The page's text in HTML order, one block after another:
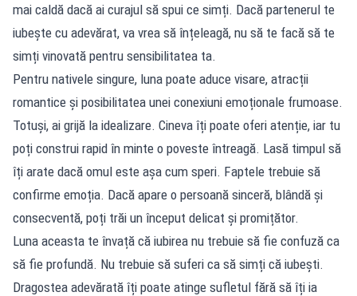
mai caldă dacă ai curajul să spui ce simți. Dacă partenerul te
iubește cu adevărat, va vrea să înțeleagă, nu să te facă să te
simți vinovată pentru sensibilitatea ta.
Pentru nativele singure, luna poate aduce visare, atracții
romantice și posibilitatea unei conexiuni emoționale frumoase.
Totuși, ai grijă la idealizare. Cineva îți poate oferi atenție, iar tu
poți construi rapid în minte o poveste întreagă. Lasă timpul să
îți arate dacă omul este așa cum speri. Faptele trebuie să
confirme emoția. Dacă apare o persoană sinceră, blândă și
consecventă, poți trăi un început delicat și promițător.
Luna aceasta te învață că iubirea nu trebuie să fie confuză ca
să fie profundă. Nu trebuie să suferi ca să simți că iubești.
Dragostea adevărată îți poate atinge sufletul fără să îți ia